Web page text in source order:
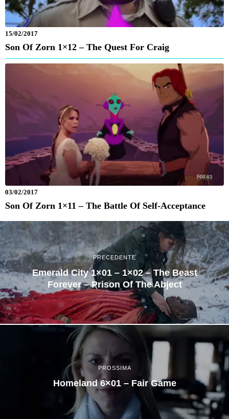
15/02/2017
Son Of Zorn 1×12 – The Quest For Craig
03/02/2017
Son Of Zorn 1×11 – The Battle Of Self-Acceptance
PRECEDENTE
Emerald City 1×01 – 1×02 – The Beast
Forever – Prison Of The Abject
PROSSIMA
Homeland 6×01 – Fair Game